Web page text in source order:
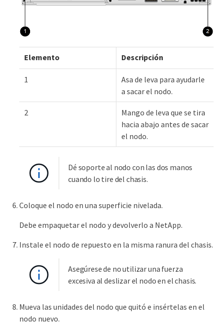
Elemento Descripción
1
Asa de leva para ayudarle
a sacar el nodo.
2
Mango de leva que se tira
hacia abajo antes de sacar
el nodo.
Dé soporte al nodo con las dos manos
cuando lo tire del chasis.
Coloque el nodo en una superficie nivelada.
Debe empaquetar el nodo y devolverlo a NetApp.
Instale el nodo de repuesto en la misma ranura del chasis.
Asegúrese de no utilizar una fuerza
excesiva al deslizar el nodo en el chasis.
Mueva las unidades del nodo que quitó e insértelas en el
nodo nuevo.